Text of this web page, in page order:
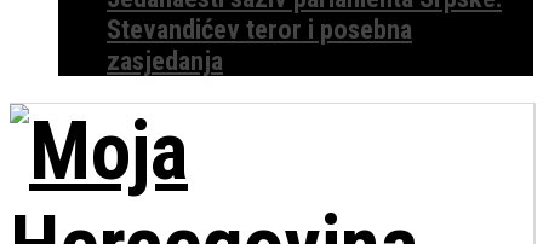
Stevandićev teror i posebna
zasjedanja